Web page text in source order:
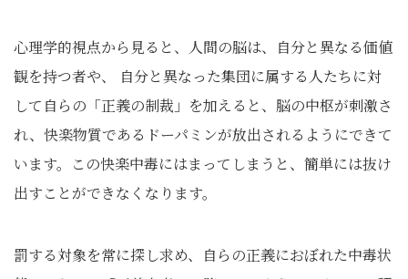
心理学的視点から見ると、人間の脳は、自分と異なる価値
観を持つ者や、 自分と異なった集団に属する人たちに対
して自らの「正義の制裁」を加えると、脳の中枢が刺激さ
れ、快楽物質であるドーパミンが放出されるようにできて
います。この快楽中毒にはまってしまうと、簡単には抜け
出すことができなくなります。
罰する対象を常に探し求め、自らの正義におぼれた中毒状